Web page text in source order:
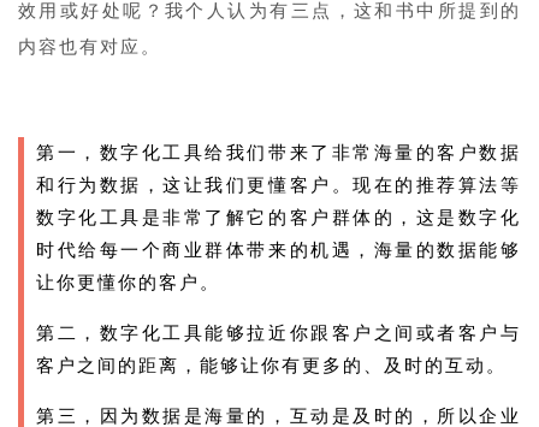
效用或好处呢？我个人认为有三点，这和书中所提到的
内容也有对应。
第一，数字化工具给我们带来了非常海量的客户数据
和行为数据，这让我们更懂客户。现在的推荐算法等
数字化工具是非常了解它的客户群体的，这是数字化
时代给每一个商业群体带来的机遇，海量的数据能够
让你更懂你的客户。
第二，数字化工具能够拉近你跟客户之间或者客户与
客户之间的距离，能够让你有更多的、及时的互动。
第三，因为数据是海量的，互动是及时的，所以企业